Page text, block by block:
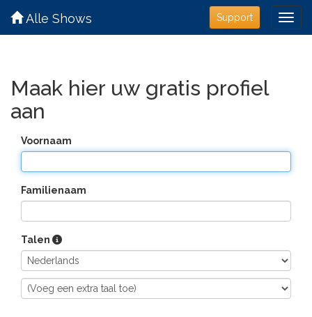
Support
Alle Shows
Maak hier uw gratis profiel
aan
Voornaam
Familienaam
Talen